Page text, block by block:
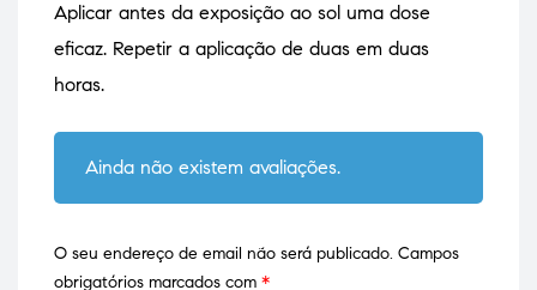
Aplicar antes da exposição ao sol uma dose
eficaz. Repetir a aplicação de duas em duas
horas.
Ainda não existem avaliações.
O seu endereço de email não será publicado. Campos
obrigatórios marcados com *